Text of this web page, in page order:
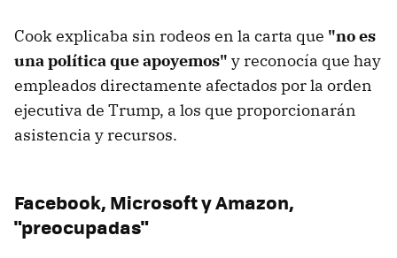
Cook explicaba sin rodeos en la carta que "no es
una política que apoyemos" y reconocía que hay
empleados directamente afectados por la orden
ejecutiva de Trump, a los que proporcionarán
asistencia y recursos.
Facebook, Microsoft y Amazon,
"preocupadas"